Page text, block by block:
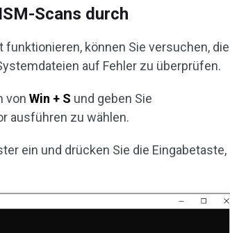
Scans durch
können Sie versuchen, die
auf Fehler zu überprüfen.
vonWin + S und geben Sie
ausführen zu wählen.
ein und drücken Sie die Eingabetaste,